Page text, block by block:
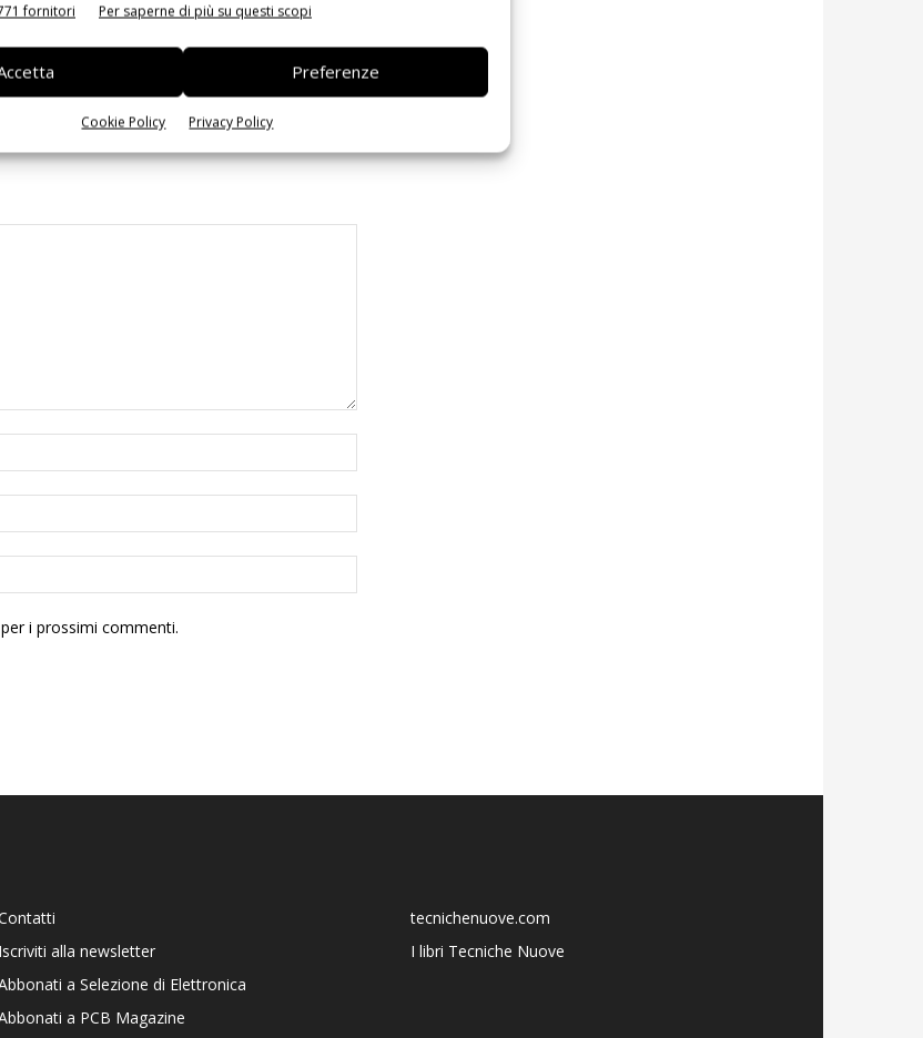
fornitori Per saperne di più su questi scopi
Preferenze
Cookie Policy Privacy Policy
agentica per l’EDA
i prossimi commenti.
Iscriviti alla newsletter
a Selezione di Elettronica
a PCB Magazine
tecnichenuove.com
I libri Tecniche Nuove